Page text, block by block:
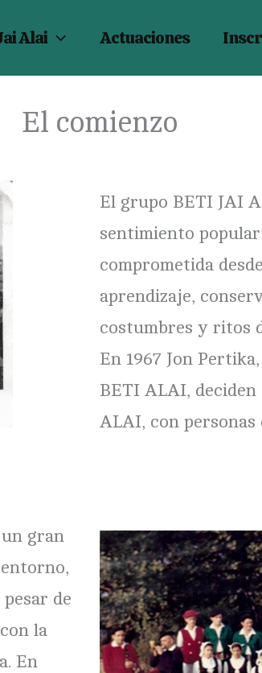
Alai Actuaciones
El comienzo
El grupo BETI JAI
sentimiento
comprometida
aprendizaje,
costumbres y ritos
En 1967 Jon
BETI ALAI,
ALAI, con
un gran
de
la
En